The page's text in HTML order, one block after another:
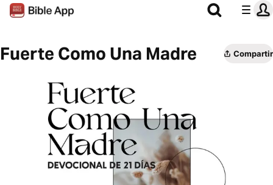
Fuerte Como Una Madre Compartir